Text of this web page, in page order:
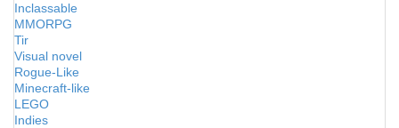
Inclassable
MMORPG
Tir
Visual novel
Rogue-Like
Minecraft-like
LEGO
Indies